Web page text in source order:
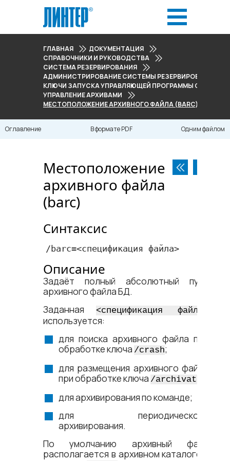
ГЛАВНАЯ
ДОКУМЕНТАЦИЯ
СПРАВОЧНИКИ И РУКОВОДСТВА
СИСТЕМА РЕЗЕРВИРОВАНИЯ
АДМИНИСТРИРОВАНИЕ СИСТЕМЫ РЕЗЕРВИРОВАНИЯ
КЛЮЧИ ЗАПУСКА УПРАВЛЯЮЩЕЙ ПРОГРАММЫ СИСТЕМЫ
УПРАВЛЕНИЕ АРХИВАМИ
МЕСТОПОЛОЖЕНИЕ АРХИВНОГО ФАЙЛА (BARC)
Оглавление В формате PDF Одним файлом
Местоположение
архивного файла
(barc)
Синтаксис
/barc=<​спецификация файла​>
Описание
Задаёт полный абсолютный путь
архивного файла БД.
Заданная
<​спецификация файла​>
используется:
для поиска архивного файла при
обработке ключа /crash;
для размещения архивного файла
при обработке ключа /archivate
для архивирования по команде;
для периодического
архивирования.
По умолчанию архивный файл
располагается в архивном каталоге и